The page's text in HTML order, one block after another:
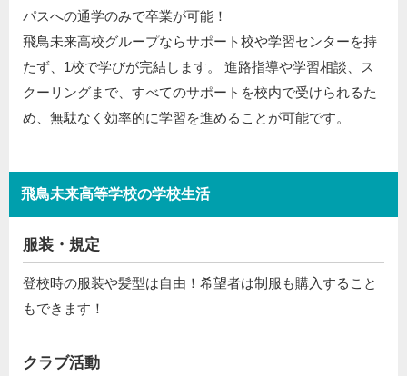
パスへの通学のみで卒業が可能！
飛鳥未来高校グループならサポート校や学習センターを持
たず、1校で学びが完結します。 進路指導や学習相談、ス
クーリングまで、すべてのサポートを校内で受けられるた
め、無駄なく効率的に学習を進めることが可能です。
飛鳥未来高等学校の学校生活
服装・規定
登校時の服装や髪型は自由！希望者は制服も購入すること
もできます！
クラブ活動